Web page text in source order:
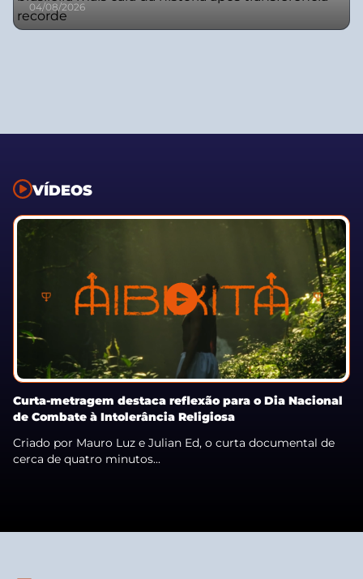
04/08/2026
VÍDEOS
Curta-metragem destaca reflexão para o Dia Nacional
de Combate à Intolerância Religiosa
Criado por Mauro Luz e Julian Ed, o curta documental de
cerca de quatro minutos...